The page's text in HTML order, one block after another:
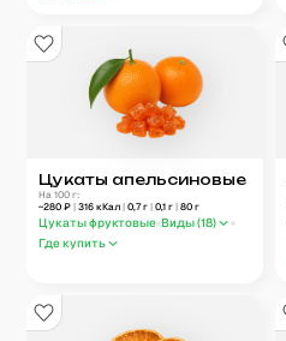
Цукаты апельсиновые
На 100 г:
~280 ₽| 316 кКал| 0,7г| 0,1 г| 80 г
Цукаты фруктовые Виды (18)
Где купить